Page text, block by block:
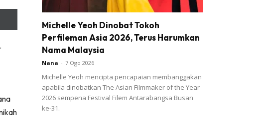
Michelle Yeoh Dinobat Tokoh
Perfileman Asia 2026, Terus Harumkan
Nama Malaysia
Nana - 7 Ogo 2026
Michelle Yeoh mencipta pencapaian membanggakan
apabila dinobatkan The Asian Filmmaker of the Year
2026 sempena Festival Filem Antarabangsa Busan
ke-31.